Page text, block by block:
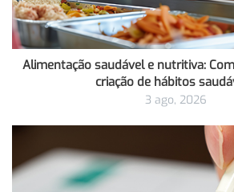
Alimentação saudável e nutritiva:
criação de hábitos
3 ago, 2026